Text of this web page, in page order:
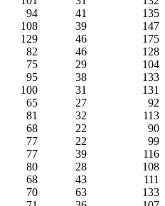
94 41
135
108 39
147
129 46
175
82 46
128
75 29
104
95 38
133
100 31
131
65 27
92
81 32
113
68 22
90
77 22
99
77 39
116
80 28
108
68 43
111
70 63
133